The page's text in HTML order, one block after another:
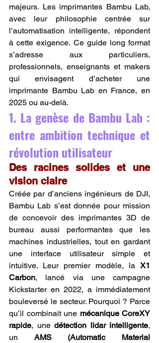
majeurs. Les imprimantes Bambu Lab,
avec leur philosophie centrée sur
l’automatisation intelligente, répondent
à cette exigence. Ce guide long format
s’adresse aux particuliers,
professionnels, enseignants et makers
qui envisagent d’acheter une
imprimante Bambu Lab en France, en
2025 ou au-delà.
1. La genèse de Bambu Lab :
entre ambition technique et
révolution utilisateur
Des racines solides et une
vision claire
Créée par d’anciens ingénieurs de DJI,
Bambu Lab s’est donnée pour mission
de concevoir des imprimantes 3D de
bureau aussi performantes que les
machines industrielles, tout en gardant
une interface utilisateur simple et
intuitive. Leur premier modèle, la X1
Carbon, lancé via une campagne
Kickstarter en 2022, a immédiatement
bouleversé le secteur. Pourquoi ? Parce
qu’il combinait une mécanique CoreXY
rapide, une détection lidar intelligente,
un AMS (Automatic Material